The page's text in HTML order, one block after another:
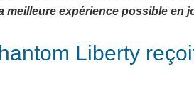
meilleure expérience possible en
Liberty